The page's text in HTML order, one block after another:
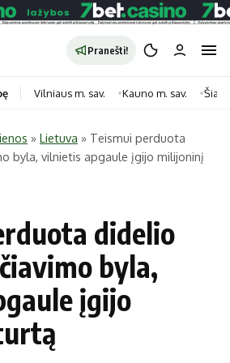
Pranešti!
Kategorijos
Horoskopai
Laisvalaikis
Maistas
Sveikata
Vilniaus m. sav. Kauno m. sav.
» Lietuva » Teismui perduota
byla, vilnietis apgaule įgijo milijoninį
didelio
byla,
įgijo